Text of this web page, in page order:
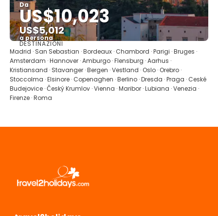
Da
US$10,023
US$5,012
a persona
Vedere
DESTINAZIONI
Madrid · San Sebastian · Bordeaux · Chambord · Parigi · Bruges ·
Amsterdam · Hannover · Amburgo · Flensburg · Aarhus ·
Kristiansand · Stavanger · Bergen · Vestland · Oslo · Orebro ·
Stoccolma · Elsinore · Copenaghen · Berlino · Dresda · Praga · Ceské
Budejovice · Český Krumlov · Vienna · Maribor · Lubiana · Venezia ·
Firenze · Roma